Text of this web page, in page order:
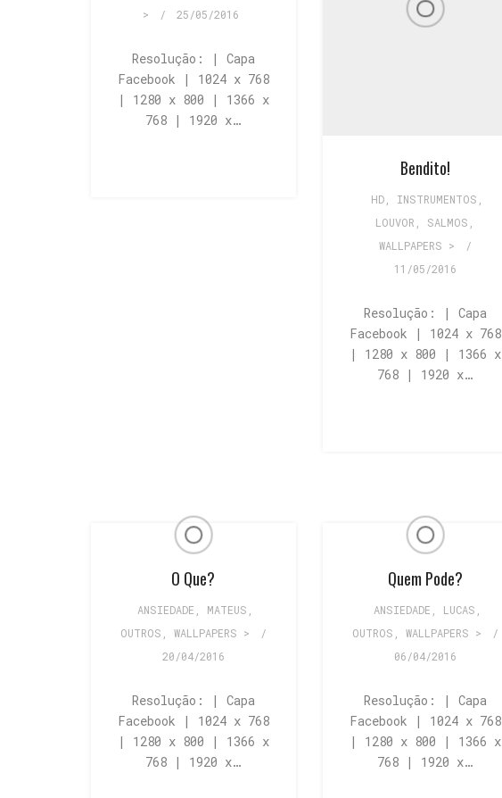
>
/ 25/05/2016
Resolução: | Capa
Facebook | 1024 x 768
| 1280 x 800 | 1366 x
768 | 1920 x…
Bendito!
HD, INSTRUMENTOS ,
LOUVOR , SALMOS ,
WALLPAPERS >
/
11/05/2016
Resolução: | Capa
Facebook | 1024 x 768
| 1280 x 800 | 1366 x
768 | 1920 x…
O Que?
ANSIEDADE , MATEUS ,
OUTROS , WALLPAPERS >
/
20/04/2016
Resolução: | Capa
Facebook | 1024 x 768
| 1280 x 800 | 1366 x
768 | 1920 x…
Quem Pode?
ANSIEDADE , LUCAS ,
OUTROS , WALLPAPERS >
/
06/04/2016
Resolução: | Capa
Facebook | 1024 x 768
| 1280 x 800 | 1366 x
768 | 1920 x…